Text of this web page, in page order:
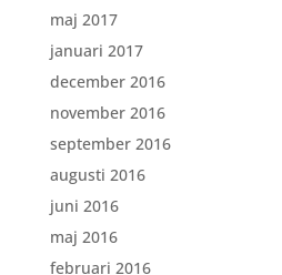
maj 2017
januari 2017
december 2016
november 2016
september 2016
augusti 2016
juni 2016
maj 2016
februari 2016